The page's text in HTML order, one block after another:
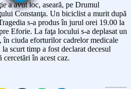
a avutloc, aseară, pe Drumul
Constanţa. Un biciclist a murit după
s-a produs în jurul orei 19.00 la
Eforie. La faţa locului s-a deplasat un
ciuda eforturilor cadrelor medicale
scurt timp a fost declarat decesul
cercetări în acest caz.